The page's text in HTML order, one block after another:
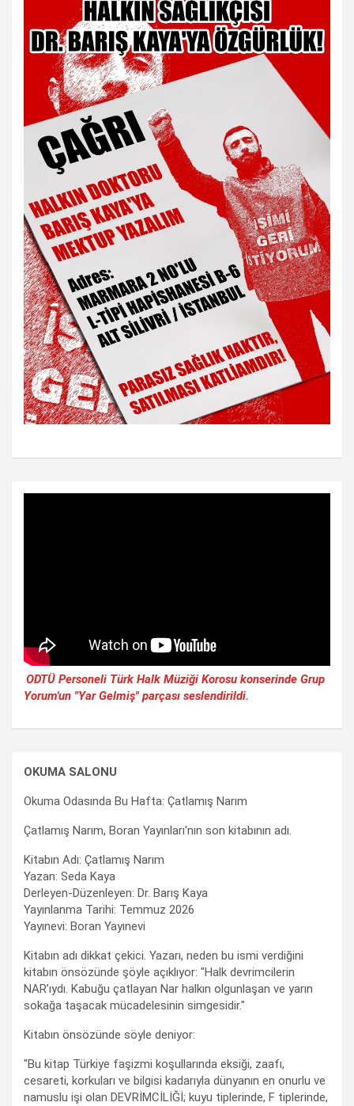
ODTÜ Personeli Türk Halk Müziği Korosu konserinde Grup
Yorum'un "Yar Gelmiş" parçası seslendirildi.
OKUMA SALONU
Okuma Odasında Bu Hafta: Çatlamış Narım
Çatlamış Narım, Boran Yayınları'nın son kitabının adı.
Kitabın Adı: Çatlamış Narım
Yazan: Seda Kaya
Derleyen-Düzenleyen: Dr. Barış Kaya
Yayınlanma Tarihi: Temmuz 2026
Yayınevi: Boran Yayınevi
Kitabın adı dikkat çekici. Yazarı, neden bu ismi verdiğini
kitabın önsözünde şöyle açıklıyor: "Halk devrimcilerin
NAR’ıydı. Kabuğu çatlayan Nar halkın olgunlaşan ve yarın
sokağa taşacak mücadelesinin simgesidir."
Kitabın önsözünde söyle deniyor:
"Bu kitap Türkiye faşizmi koşullarında eksiği, zaafı,
cesareti, korkuları ve bilgisi kadarıyla dünyanın en onurlu ve
namuslu işi olan DEVRİMCİLİĞİ; kuyu tiplerinde, F tiplerinde,